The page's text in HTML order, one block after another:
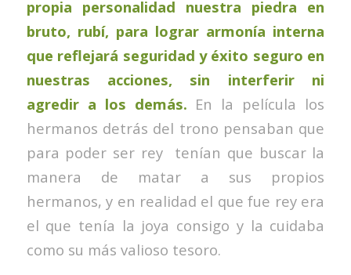
propia personalidad nuestra piedra en
bruto, rubí, para lograr armonía interna
que reflejará seguridad y éxito seguro en
nuestras acciones, sin interferir ni
agredir a los demás. En la película los
hermanos detrás del trono pensaban que
para poder ser rey tenían que buscar la
manera de matar a sus propios
hermanos, y en realidad el que fue rey era
el que tenía la joya consigo y la cuidaba
como su más valioso tesoro.